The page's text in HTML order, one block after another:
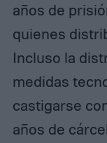
años de
quienes
Incluso la
medidas
castigarse
años de